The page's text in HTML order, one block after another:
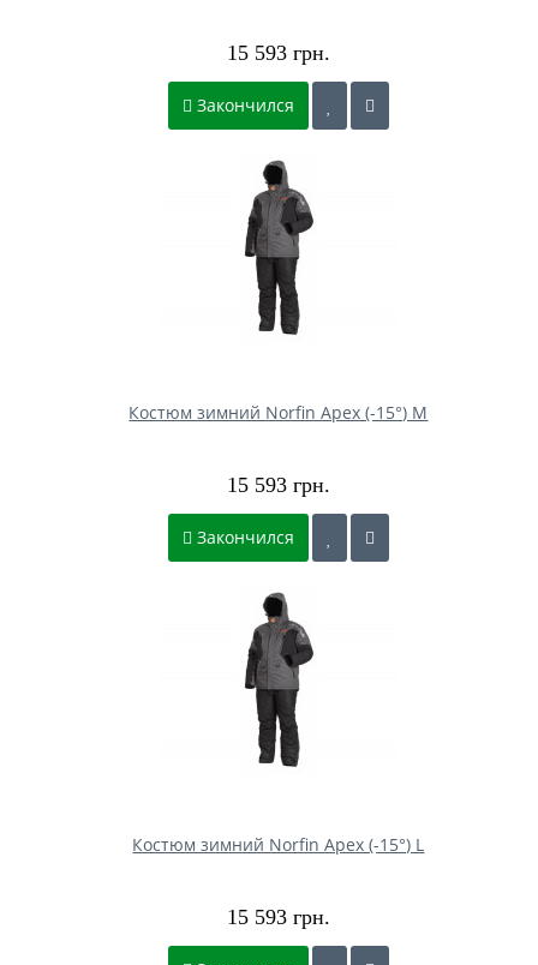
15 593 грн.
Закончился
Костюм зимний Norfin Apex (-15°) M
15 593 грн.
Закончился
Костюм зимний Norfin Apex (-15°) L
15 593 грн.